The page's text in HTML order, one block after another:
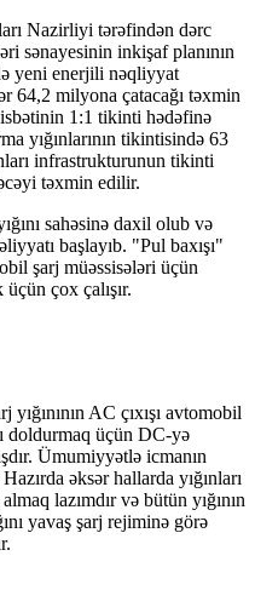
Nazirliyi tərəfindən dərc
sənayesinin inkişaf planının
yeni enerjili nəqliyyat
64,2 milyona çatacağı təxmin
1:1 tikinti hədəfinə
yığınlarının tikintisində 63
infrastrukturunun tikinti
təxmin edilir.
sahəsinə daxil olub və
başlayıb. "Pul baxışı"
şarj müəssisələri üçün
çox çalışır.
AC çıxışı avtomobil
doldurmaq üçün DC-yə
Ümumiyyətlə icmanın
əksər hallarda yığınları
lazımdır və bütün yığının
yavaş şarj rejiminə görə